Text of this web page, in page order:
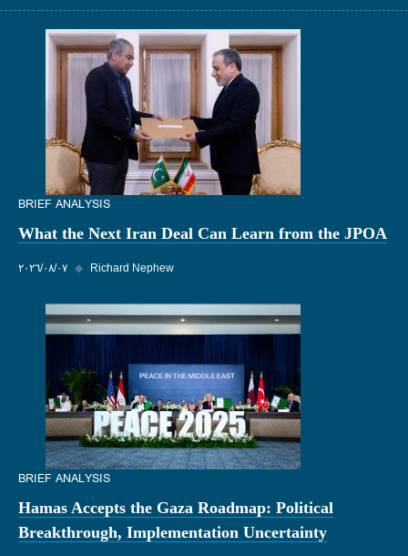
BRIEF ANALYSIS
What the Next Iran Deal Can Learn from the JPOA
٠٧‏/٠٨‏/٢٠٢٦ ◆ Richard Nephew
BRIEF ANALYSIS
Hamas Accepts the Gaza Roadmap: Political
Breakthrough, Implementation Uncertainty